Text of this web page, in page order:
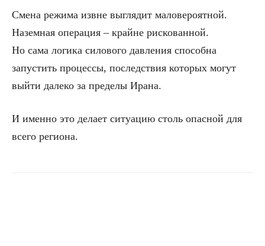
Смена режима извне выглядит маловероятной.
Наземная операция – крайне рискованной.
Но сама логика силового давления способна
запустить процессы, последствия которых могут
выйти далеко за пределы Ирана.
И именно это делает ситуацию столь опасной для
всего региона.